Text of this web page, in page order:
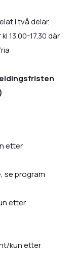
i två delar,
13.00-17.30 där
etter
se program
etter
kun etter